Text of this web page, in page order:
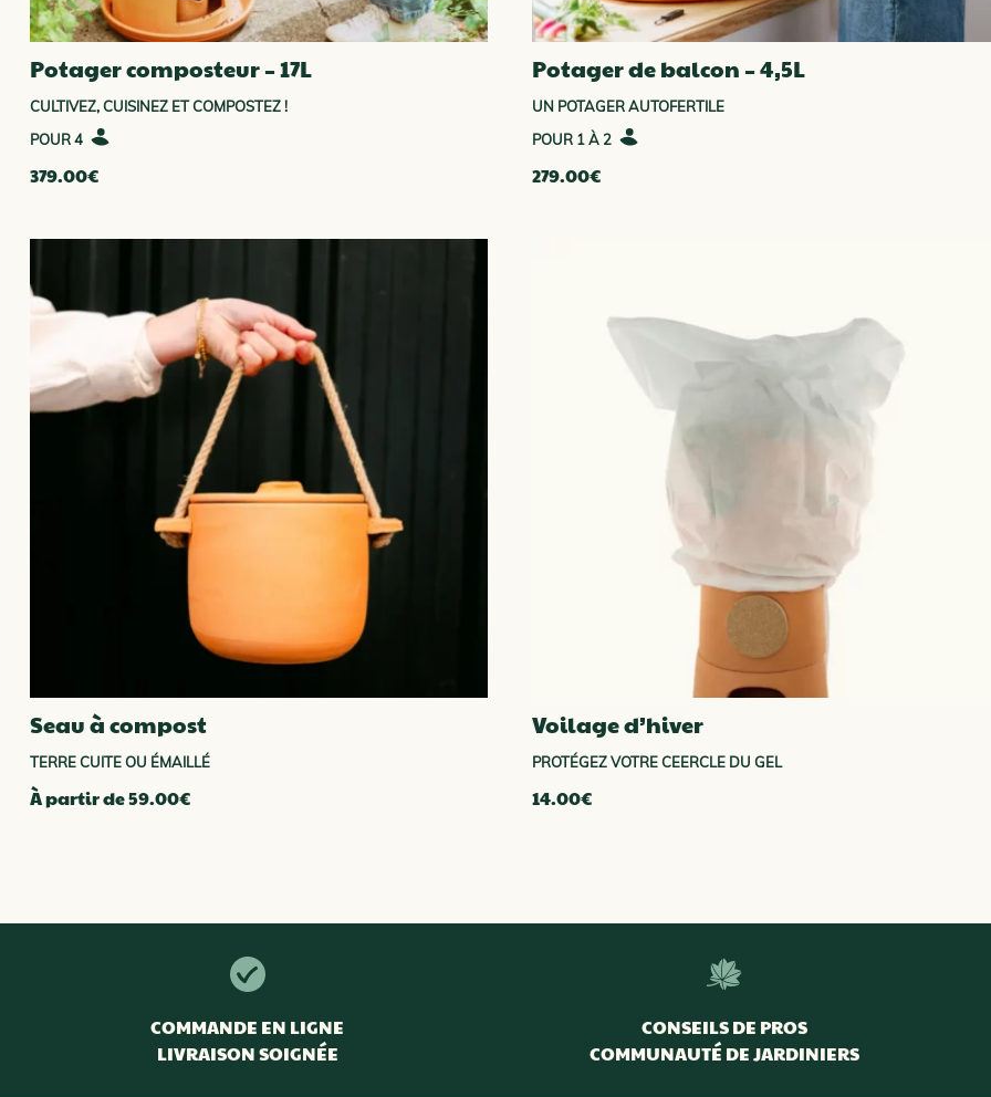
Potager composteur – 17L
CULTIVEZ, CUISINEZ ET COMPOSTEZ !
4
379.00€
Potager de balcon – 4,5L
UN POTAGER AUTOFERTILE
1 À 2
279.00€
Seau à compost
TERRE CUITE OU ÉMAILLÉ
À partir de59.00€
Voilage d’hiver
PROTÉGEZ VOTRE CEERCLE DU GEL
14.00€
COMMANDE EN LIGNE
LIVRAISON SOIGNÉE
CONSEILS DE PROS
COMMUNAUTÉ DE JARDINIERS